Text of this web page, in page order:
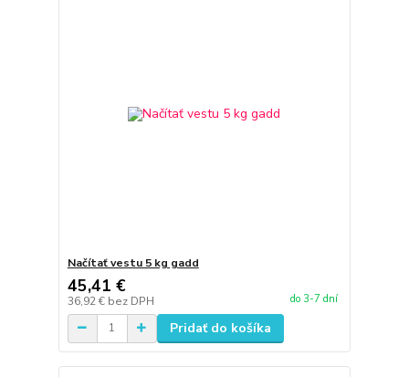
Načítať vestu 5 kg gadd
45,41 €
36,92 € bez DPH do 3-7 dní
Pridať do košíka